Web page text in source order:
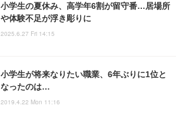
小学生の夏休み、高学年6割が留守番…居場所
や体験不足が浮き彫りに
2025.6.27 Fri 14:15
小学生が将来なりたい職業、6年ぶりに1位と
なったのは…
2019.4.22 Mon 11:16